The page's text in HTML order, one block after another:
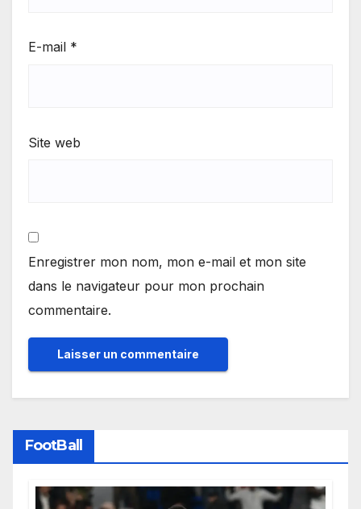
E-mail *
Site web
Enregistrer mon nom, mon e-mail et mon site
dans le navigateur pour mon prochain
commentaire.
FootBall